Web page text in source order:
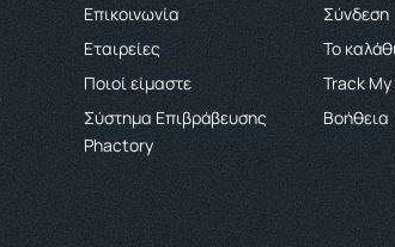
Επικοινωνία
Εταιρείες
Ποιοί είμαστε
Σύστημα Επιβράβευσης
Phactory
Σύνδεση
Το
Track
Boήθεια